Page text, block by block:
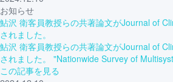
お知らせ
鮎沢 衛客員教授らの共著論文がJournal of
されました。
鮎沢 衛客員教授らの共著論文がJournal of
されました。 "Nationwide Survey of
この記事を見る